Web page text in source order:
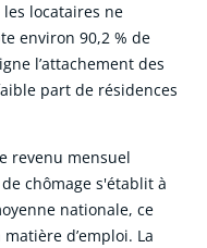
locataires ne
environ 90,2 % de
l’attachement des
part de résidences
revenu mensuel
chômage s'établit à
nationale, ce
d’emploi. La